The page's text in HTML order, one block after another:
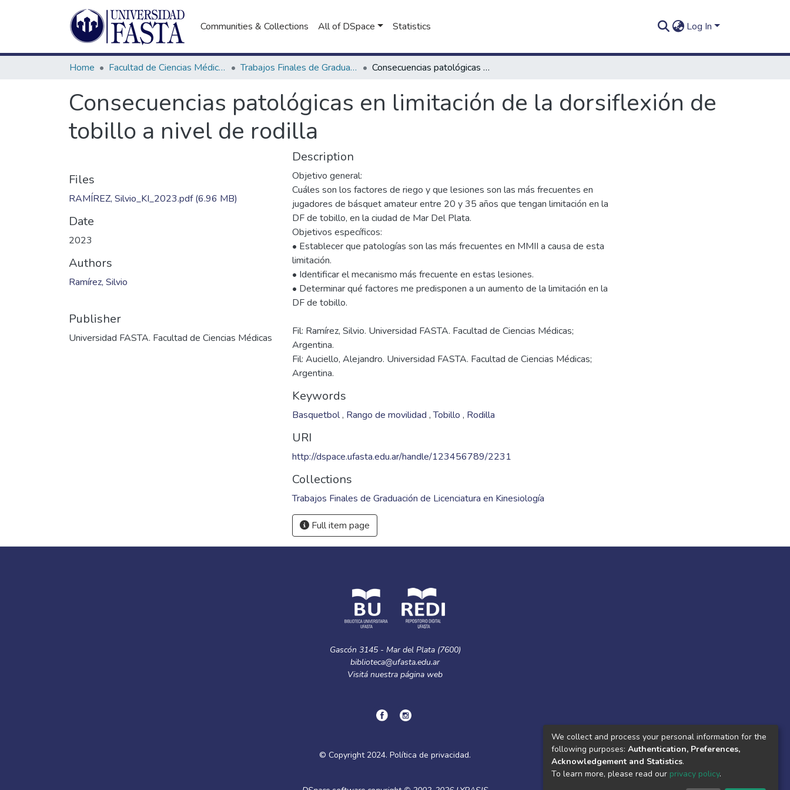
Communities & Collections All of DSpace Statistics Log In
Home Facultad de Ciencias Médicas Trabajos Finales de Graduación de Licenciatura en Kinesiología Consecuencias patológicas en limitación de la dorsiflexión de tobillo a nivel de rodilla
Consecuencias patológicas en limitación de la dorsiflexión de
tobillo a nivel de rodilla
Files
RAMÍREZ, Silvio_KI_2023.pdf(6.96 MB)
Date
2023
Authors
Ramírez, Silvio
Publisher
Universidad FASTA. Facultad de Ciencias Médicas
Description
Objetivo general:
Cuáles son los factores de riego y que lesiones son las más frecuentes en
jugadores de básquet amateur entre 20 y 35 años que tengan limitación en la
DF de tobillo, en la ciudad de Mar Del Plata.
Objetivos específicos:
• Establecer que patologías son las más frecuentes en MMII a causa de esta
limitación.
• Identificar el mecanismo más frecuente en estas lesiones.
• Determinar qué factores me predisponen a un aumento de la limitación en la
Fil: Ramírez, Silvio. Universidad FASTA. Facultad de Ciencias Médicas;
Argentina.
Fil: Auciello, Alejandro. Universidad FASTA. Facultad de Ciencias Médicas;
Argentina.
Keywords
Basquetbol, Rango de movilidad ,Tobillo , Rodilla
URI
http://dspace.ufasta.edu.ar/handle/123456789/2231
Collections
Trabajos Finales de Graduación de Licenciatura en Kinesiología
Full item page
Gascón 3145 - Mar del Plata (7600)
biblioteca@ufasta.edu.ar
Visitá nuestra página web
© Copyright 2024. Política de privacidad.
We collect and process your personal information for the
following purposes: Authentication, Preferences,
Acknowledgement and Statistics.
To learn more, please read our privacy policy.